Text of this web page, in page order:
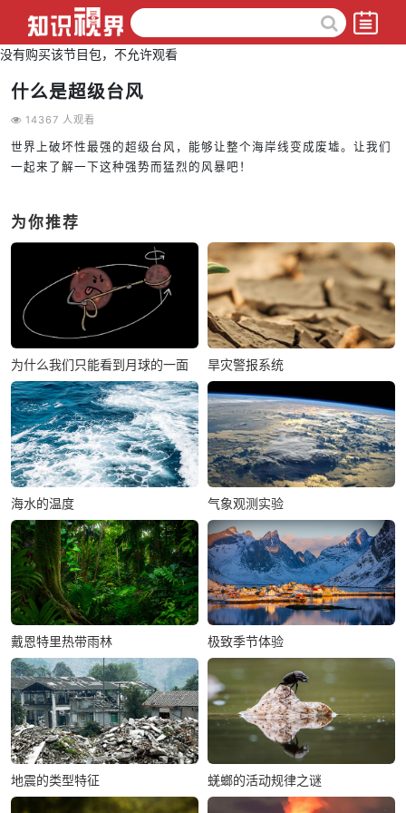
没有购买该节目包，不允许观看
什么是超级台风
14367 人观看
世界上破坏性最强的超级台风，能够让整个海岸线变成废墟。让我们
一起来了解一下这种强势而猛烈的风暴吧！
为你推荐
为什么我们只能看到月球的一面 旱灾警报系统
海水的温度 气象观测实验
戴恩特里热带雨林 极致季节体验
地震的类型特征 蜣螂的活动规律之谜